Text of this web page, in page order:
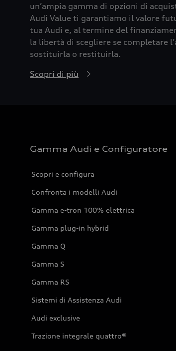
un’ampia gamma di opzioni di
Audi Value ti garantiamo il valore
tua Audi e, al termine del
la libertà di scegliere se completare
sostituirla o restituirla.
Scopri di più
Gamma Audi e Configuratore
Scopri e configura
Confronta i modelli Audi
Gamma e-tron 100% elettrica
Gamma plug-in hybrid
Gamma Q
Gamma S
Gamma RS
Sistemi di Assistenza Audi
Audi exclusive
Trazione integrale quattro®